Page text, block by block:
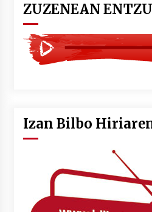
ZUZENEAN
Izan Bilbo